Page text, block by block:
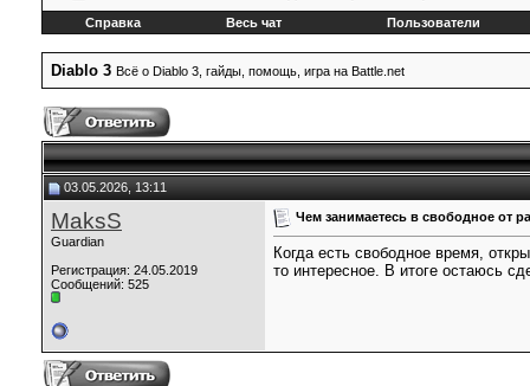
Справка Весь чат Пользователи
Diablo 3 Всё о Diablo 3, гайды, помощь, игра на Battle.net
03.05.2026, 13:11
MaksS
Guardian
Регистрация: 24.05.2019
Сообщений: 525
Чем занимаетесь в свободное от
Когда есть свободное время,
то интересное. В итоге остаюсь